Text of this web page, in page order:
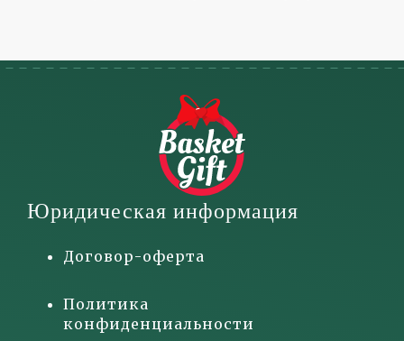
Юридическая информация
Договор-оферта
Политика
конфиденциальности